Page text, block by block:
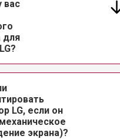
вас
для
LG, если он
экрана)?